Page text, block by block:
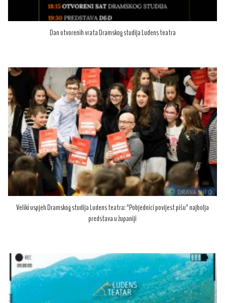
Dan otvorenih vrata Dramskog studija Ludens teatra
Veliki uspjeh Dramskog studija Ludens teatra: “Pobjednici povijest pišu” najbolja
predstava u županiji